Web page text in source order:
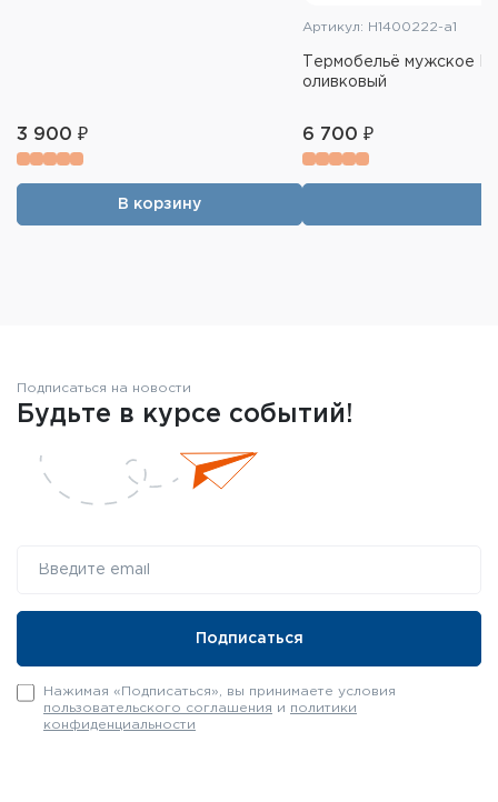
3 900 ₽
В корзину
Артикул: H1400222-a1
Термобельё мужское
оливковый
6 700 ₽
Подписаться на новости
Будьте в курсе событий!
Нажимая «Подписаться», вы принимаете условия
пользовательского соглашения и политики
конфиденциальности